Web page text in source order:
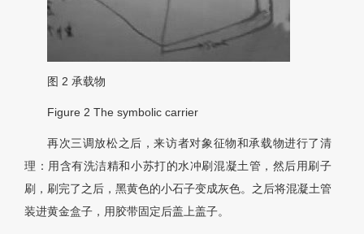
图 2 承载物
Figure 2 The symbolic carrier
再次三调放松之后，来访者对象征物和承载物进行了清
理：用含有洗洁精和小苏打的水冲刷混凝土管，然后用刷子
刷，刷完了之后，黑黄色的小石子变成灰色。之后将混凝土管
装进黄金盒子，用胶带固定后盖上盖子。